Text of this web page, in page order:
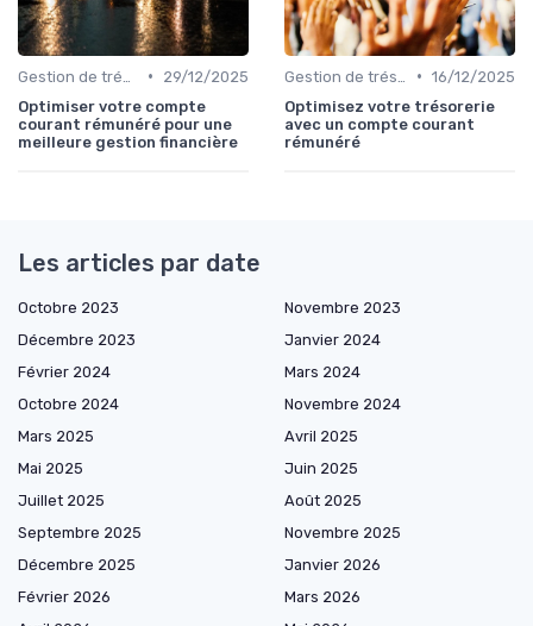
•
29/12/2025
Optimiser votre compte
courant rémunéré pour une
meilleure gestion financière
• 16/12/2025
Optimisez votre trésorerie
avec un compte courant
rémunéré
Les articles par date
Octobre 2023
Novembre 2023
Décembre 2023
Janvier 2024
Février 2024
Mars 2024
Octobre 2024
Novembre 2024
Mars 2025
Avril 2025
Mai 2025
Juin 2025
Juillet 2025
Août 2025
Septembre 2025
Novembre 2025
Décembre 2025
Janvier 2026
Février 2026
Mars 2026